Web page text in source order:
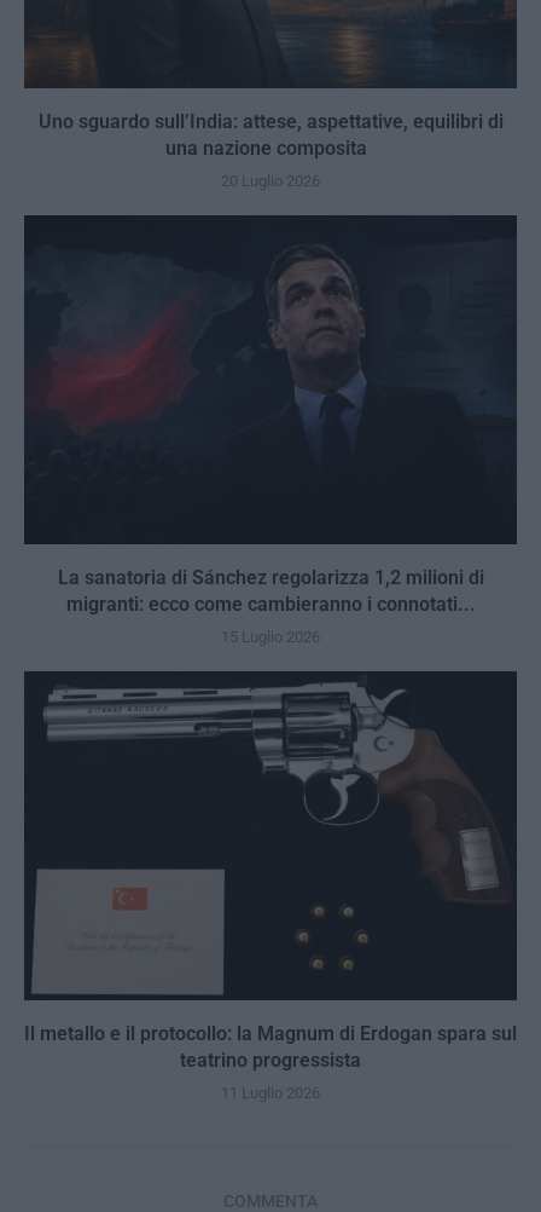
Uno sguardo sull’India: attese, aspettative, equilibri di
una nazione composita
20 Luglio 2026
La sanatoria di Sánchez regolarizza 1,2 milioni di
migranti: ecco come cambieranno i connotati...
15 Luglio 2026
Il metallo e il protocollo: la Magnum di Erdogan spara sul
teatrino progressista
11 Luglio 2026
COMMENTA